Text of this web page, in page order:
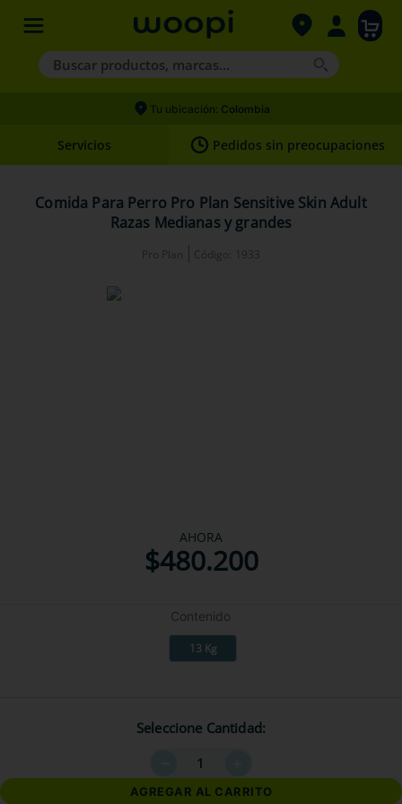
Buscar productos, marcas...
Términos más buscados
2.
hills
3.
nexgard
royal canin
Tu ubicación: Colombia
Servicios Pedidos sin preocupaciones
Comida Para Perro Pro Plan Sensitive Skin Adult
Razas Medianas y grandes
Pro Plan Código: 1933
AHORA
$480.200
Contenido
13 Kg
Seleccione Cantidad
AGREGAR AL CARRITO